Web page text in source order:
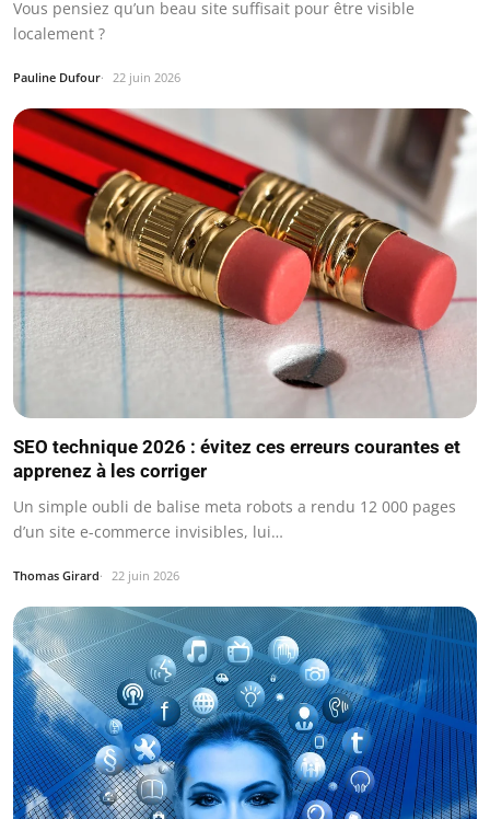
Vous pensiez qu’un beau site suffisait pour être visible
localement ?
Pauline Dufour 22 juin 2026
SEO technique 2026 : évitez ces erreurs courantes et
apprenez à les corriger
Un simple oubli de balise meta robots a rendu 12 000 pages
d’un site e-commerce invisibles, lui…
Thomas Girard 22 juin 2026